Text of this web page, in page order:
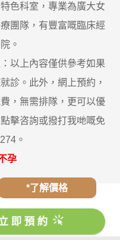
色科室，專業為廣大女
團隊，有豐富嘅臨床經
。
上內容僅供參考如果
診。此外，網上預約，
，無需排隊，更可以優
擊咨詢或撥打我哋嘅免
。
孕
*了解價格
即預約